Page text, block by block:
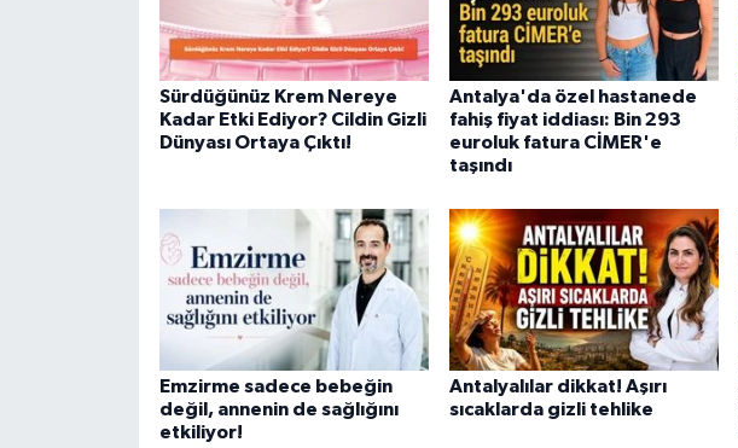
Sürdüğünüz Krem Nereye
Kadar Etki Ediyor? Cildin Gizli
Dünyası Ortaya Çıktı!
Antalya'da özel hastanede
fahiş fiyat iddiası: Bin 293
euroluk fatura CİMER'e
taşındı
Emzirme sadece bebeğin
değil, annenin de sağlığını
etkiliyor!
Antalyalılar dikkat! Aşırı
sıcaklarda gizli tehlike